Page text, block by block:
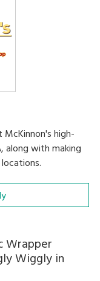
high-
along with making
Wrapper
Wiggly in